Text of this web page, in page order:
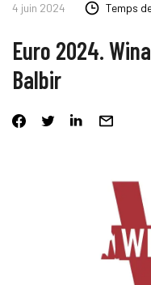
4 juin 2024 Temps
Euro 2024.
Balbir